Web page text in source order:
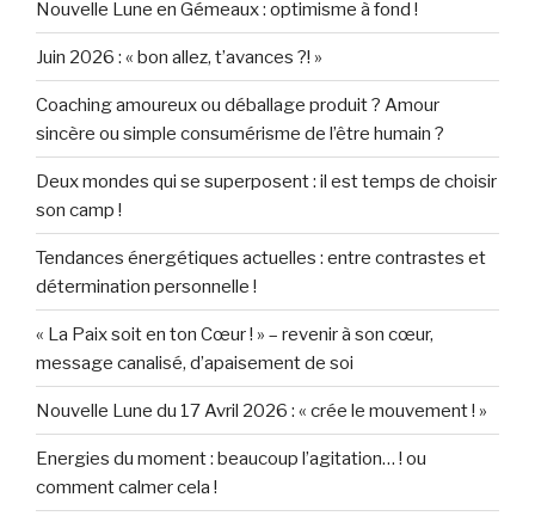
Nouvelle Lune en Gémeaux : optimisme à fond !
Juin 2026 : « bon allez, t’avances ?! »
Coaching amoureux ou déballage produit ? Amour
sincère ou simple consumérisme de l’être humain ?
Deux mondes qui se superposent : il est temps de choisir
son camp !
Tendances énergétiques actuelles : entre contrastes et
détermination personnelle !
« La Paix soit en ton Cœur ! » – revenir à son cœur,
message canalisé, d’apaisement de soi
Nouvelle Lune du 17 Avril 2026 : « crée le mouvement ! »
Energies du moment : beaucoup l’agitation… ! ou
comment calmer cela !